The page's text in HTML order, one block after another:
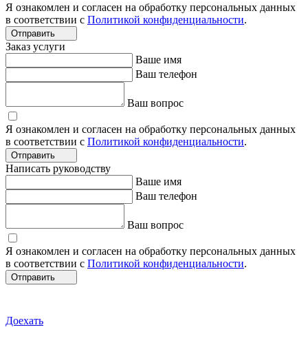
Я ознакомлен и согласен на обработку персональных данных
в соответствии с Политикой конфиденциальности.
Отправить
Заказ услуги
Ваше имя
Ваш телефон
Ваш вопрос
Я ознакомлен и согласен на обработку персональных данных
в соответствии с Политикой конфиденциальности.
Отправить
Написать руководству
Ваше имя
Ваш телефон
Ваш вопрос
Я ознакомлен и согласен на обработку персональных данных
в соответствии с Политикой конфиденциальности.
Отправить
Доехать